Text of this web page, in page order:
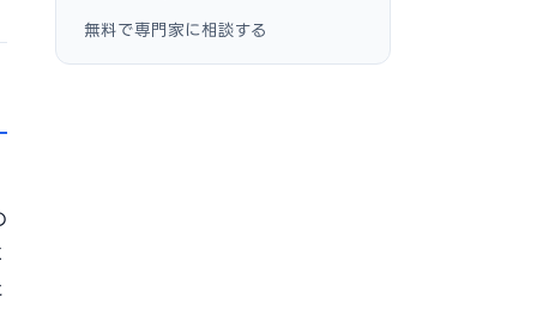
無料で専門家に相談する